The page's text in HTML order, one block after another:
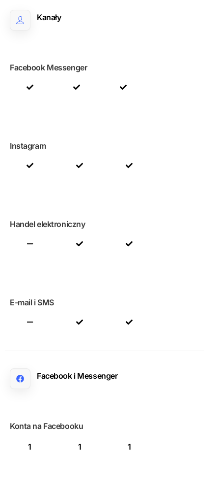
Kanały
Facebook Messenger
Instagram
Handel elektroniczny
E-mail i SMS
Facebook i Messenger
Konta na Facebooku
1 1 1